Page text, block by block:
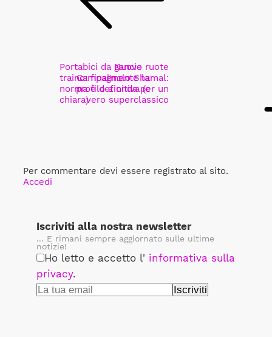
Portabici da gancio
traino: finalmente la
norma è definitiva (e
chiara)
Nuove ruote
Campagnolo Shamal:
profilo a onda per un
vero superclassico
Per commentare devi essere registrato al sito.
Accedi
Iscriviti alla nostra newsletter
... E rimani sempre aggiornato sulle ultime
notizie!
Ho letto e accetto l' informativa sulla
privacy.